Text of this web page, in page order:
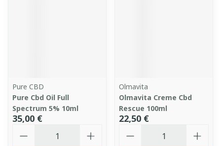
Pure CBD
Pure Cbd Oil Full
Spectrum 5% 10ml
35,00 €
Olmavita
Olmavita Creme Cbd
Rescue 100ml
22,50 €